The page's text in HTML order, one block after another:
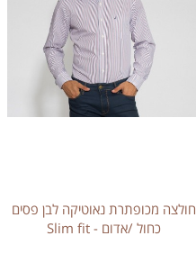
חולצה מכופתרת נאוטיקה לבן פסים
כחול /אדום - Slim fit